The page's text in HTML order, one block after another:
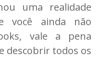
uma realidade
você ainda não
vale a pena
descobrir todos os